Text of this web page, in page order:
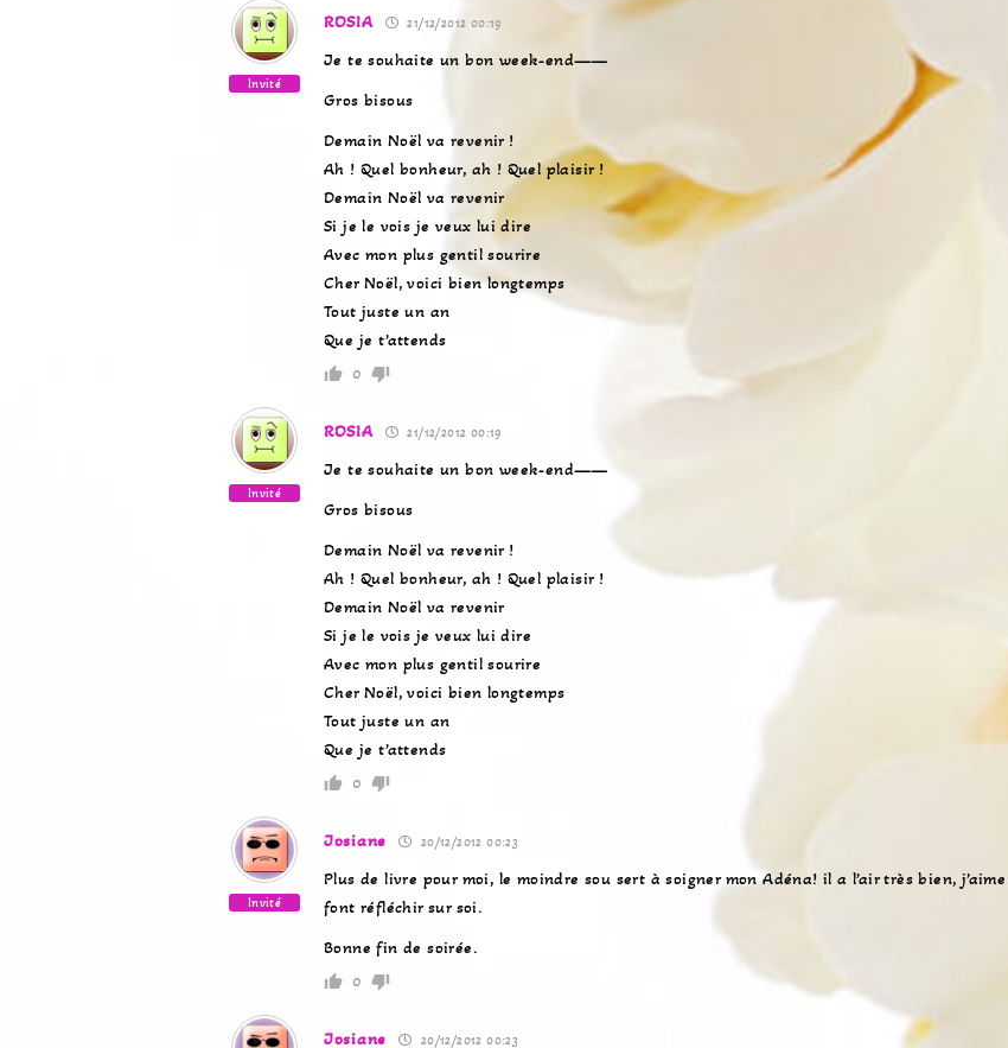
Invité
ROSIA 21/12/2012 00:19
Je te souhaite un bon week-end——
Gros bisous
Demain Noël va revenir !
Ah ! Quel bonheur, ah ! Quel plaisir !
Demain Noël va revenir
Si je le vois je veux lui dire
Avec mon plus gentil sourire
Cher Noël, voici bien longtemps
Tout juste un an
Que je t’attends
0
Invité
ROSIA 21/12/2012 00:19
Je te souhaite un bon week-end——
Gros bisous
Demain Noël va revenir !
Ah ! Quel bonheur, ah ! Quel plaisir !
Demain Noël va revenir
Si je le vois je veux lui dire
Avec mon plus gentil sourire
Cher Noël, voici bien longtemps
Tout juste un an
Que je t’attends
0
Invité
Josiane 20/12/2012 00:23
Plus de livre pour moi, le moindre sou sert à soigner mon Adéna! il a l’air très bien,
font réfléchir sur soi.
Bonne fin de soirée.
0
Josiane 20/12/2012 00:23